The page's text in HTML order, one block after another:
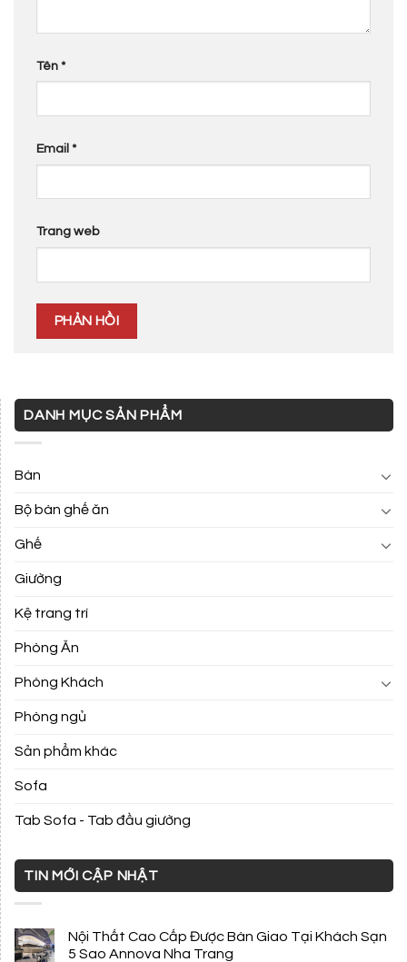
Tên *
Email *
Trang web
DANH MỤC SẢN PHẨM
Bàn
Bộ bàn ghế ăn
Ghế
Giường
Kệ trang trí
Phòng Ăn
Phòng Khách
Phòng ngủ
Sản phẩm khác
Sofa
Tab Sofa - Tab đầu giường
TIN MỚI CẬP NHẬT
Nội Thất Cao Cấp Được Bàn Giao Tại Khách Sạn
5 Sao Annova Nha Trang